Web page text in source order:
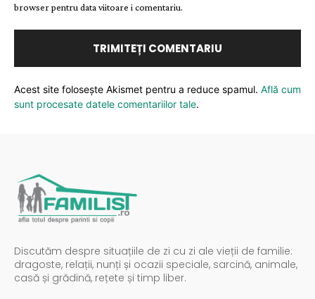
browser pentru data viitoare i comentariu.
Acest site folosește Akismet pentru a reduce spamul. Află cum
sunt procesate datele comentariilor tale.
Discutăm despre situațiile de zi cu zi ale vieții de familie:
dragoste, relații, nunți și ocazii speciale, sarcină, animale,
casă și grădină, rețete și timp liber.